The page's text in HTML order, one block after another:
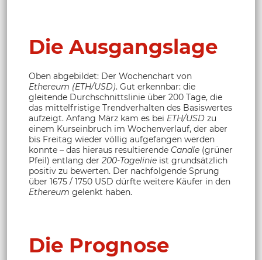
Die Ausgangslage
Oben abgebildet: Der Wochenchart von
Ethereum (ETH/USD). Gut erkennbar: die
gleitende Durchschnittslinie über 200 Tage, die
das mittelfristige Trendverhalten des Basiswertes
aufzeigt. Anfang März kam es bei ETH/USD zu
einem Kurseinbruch im Wochenverlauf, der aber
bis Freitag wieder völlig aufgefangen werden
konnte – das hieraus resultierende Candle (grüner
Pfeil) entlang der 200-Tagelinie ist grundsätzlich
positiv zu bewerten. Der nachfolgende Sprung
über 1675 / 1750 USD dürfte weitere Käufer in den
Ethereum gelenkt haben.
Die Prognose